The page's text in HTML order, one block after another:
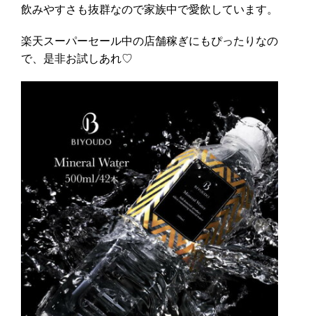
飲みやすさも抜群なので家族中で愛飲しています。
楽天スーパーセール中の店舗稼ぎにもぴったりなの
で、是非お試しあれ♡